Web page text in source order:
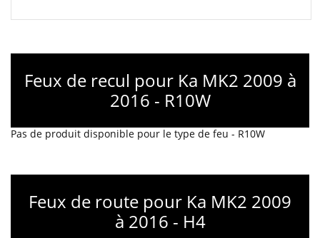
Feux de recul pour Ka MK2 2009 à
2016 - R10W
Pas de produit disponible pour le type de feu - R10W
Feux de route pour Ka MK2 2009
à 2016 - H4